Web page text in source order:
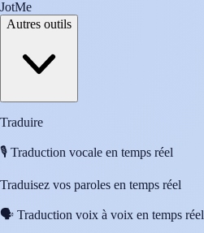
JotMe
Autres outils
Traduire
🎙️ Traduction vocale en temps réel
Traduisez vos paroles en temps réel
🗣️ Traduction voix à voix en temps réel